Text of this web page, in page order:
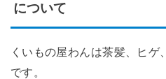
について
くいもの屋わんは茶髪、ヒ
です。